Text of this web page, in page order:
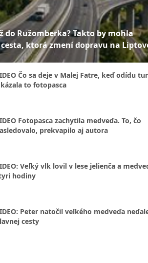
do Ružomberka? Takto by mohla
ktorá zmení dopravu na
Čo sa deje v Malej Fatre, keď odídu
to fotopasca
Fotopasca zachytila medveďa. To, čo
prekvapilo aj autora
Veľký vlk lovil v lese jelienča a
hodiny
Peter natočil veľkého medveďa
cesty